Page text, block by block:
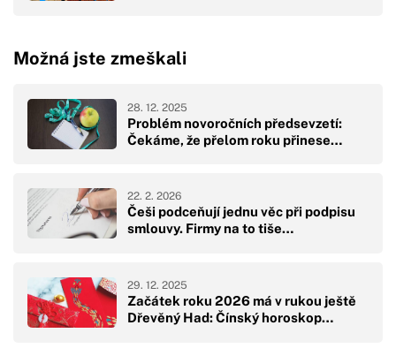
Možná jste zmeškali
Problém novoročních předsevzetí:
Čekáme, že přelom roku přinese…
28. 12. 2025
Češi podceňují jednu věc při podpisu
smlouvy. Firmy na to tiše…
22. 2. 2026
Začátek roku 2026 má v rukou ještě
Dřevěný Had: Čínský horoskop…
29. 12. 2025